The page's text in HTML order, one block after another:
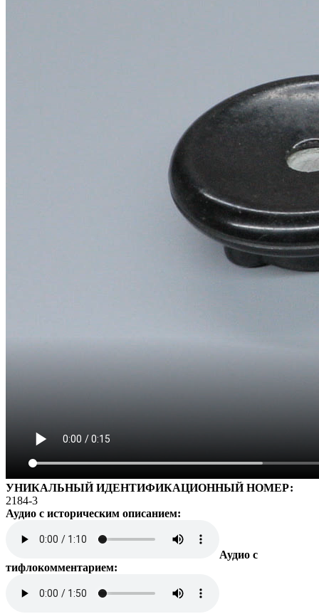
УНИКАЛЬНЫЙ ИДЕНТИФИКАЦИОННЫЙ НОМЕР:
2184-3
Аудио с историческим описанием:
Аудио с
тифлокомментарием: